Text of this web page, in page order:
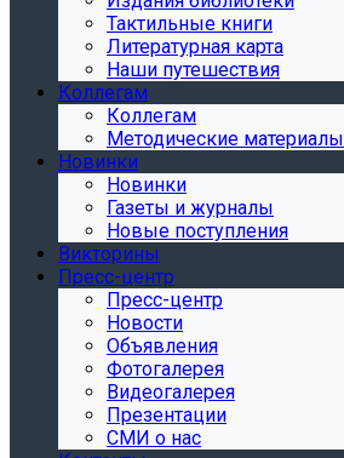
Тактильные книги
Литературная карта
Наши путешествия
Коллегам
Коллегам
Методические материалы
Новинки
Новинки
Газеты и журналы
Новые поступления
Викторины
Пресс-центр
Пресс-центр
Новости
Объявления
Фотогалерея
Видеогалерея
Презентации
СМИ о нас